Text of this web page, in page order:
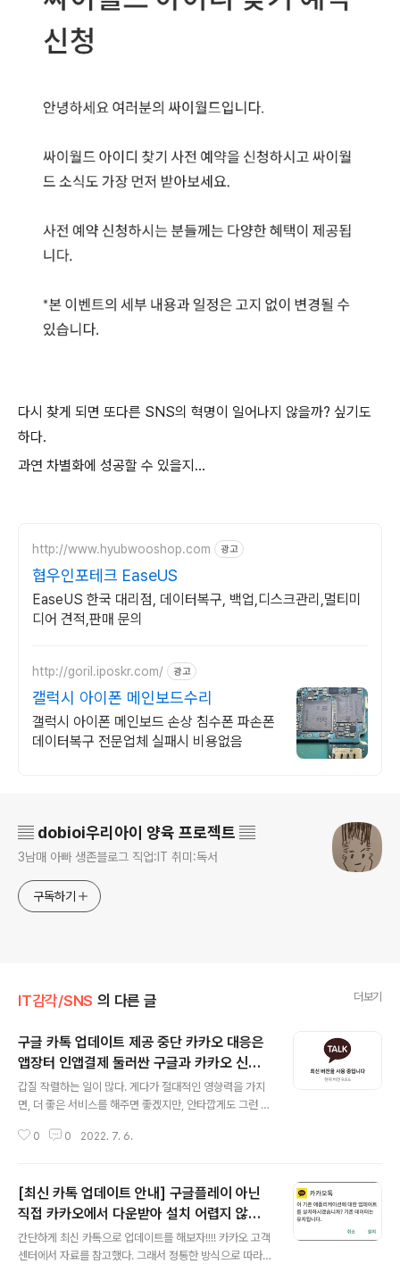
다시 찾게 되면 또다른 SNS의 혁명이 일어나지 않을까? 싶기도
하다.
과연 차별화에 성공할 수 있을지...
http://www.hyubwooshop.com 광고
협우인포테크 EaseUS
EaseUS 한국 대리점, 데이터복구, 백업,디스크관리,멀티미
디어 견적,판매 문의
http://goril.iposkr.com/ 광고
갤럭시 아이폰 메인보드수리
갤럭시 아이폰 메인보드 손상 침수폰 파손폰
데이터복구 전문업체 실패시 비용없음
▤ dobioi우리아이 양육 프로젝트 ▤
3남매 아빠 생존블로그 직업:IT 취미:독서
구독하기
IT감각/SNS 의 다른 글 더보기
구글 카톡 업데이트 제공 중단 카카오 대응은
앱장터 인앱결제 둘러싼 구글과 카카오 신경
전 가열 외부 결제 링크를 홍보 앱 개발자가 구
글제공 결제 시스템 외 수단 안내할 수 없도록
갑질 작렬하는 일이 많다. 게다가 절대적인 영향력을 가지
면, 더 좋은 서비스를 해주면 좋겠지만, 안타깝게도 그런 회
하겠지만, 그게 끝나고 나면 제대로 수익을 챙기기 위해 노
어서 그걸 잘 막아낼 수 있을지 모를 일이다. 문제를 어떻게
해결할 수 있느냐가 문제다. 일단 구글플레이에서 하지 않
는다면, OS가 안드로이드인데, 다른 곳에서 한다? 비정상
적인 방식이라는 오해가 있기 때문에, 이걸 어떻게 우회하
0 0 2022. 7. 6.
[최신 카톡 업데이트 안내] 구글플레이 아닌
직접 카카오에서 다운받아 설치 어렵지 않아
요 [설치]구글 플레이에서 카카오톡 최신버전
업데이트가 보이지 않아요 다음 포털 카카오
간단하게 최신 카톡으로 업데이트를 해보자!!!! 카카오 고객
센터에서 자료를 참고했다. 그래서 정통한 방식으로 따라